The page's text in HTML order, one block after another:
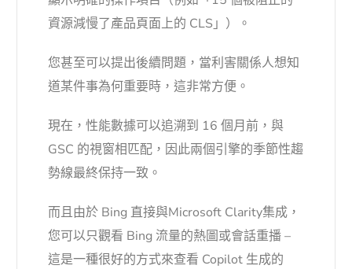
資源減慢了產品頁面上的 CLS」）。
您甚至可以提出後續問題，當利害關係人想知
道某件事為何重要時，這非常方便。
現在，性能數據可以追溯到 16 個月前，與
GSC 的視窗相匹配，因此兩個引擎的季節性趨
勢線最終保持一致。
而且由於 Bing 直接與Microsoft Clarity集成，
您可以只觀看 Bing 流量的熱圖或會話重播 –
這是一種很好的方式來查看 Copilot 生成的